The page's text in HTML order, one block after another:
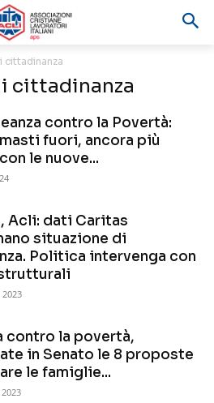
cittadinanza
cittadinanza
contro la Povertà:
fuori, ancora più
le nuove...
Acli: dati Caritas
situazione di
Politica intervenga con
contro la povertà,
in Senato le 8 proposte
le famiglie...